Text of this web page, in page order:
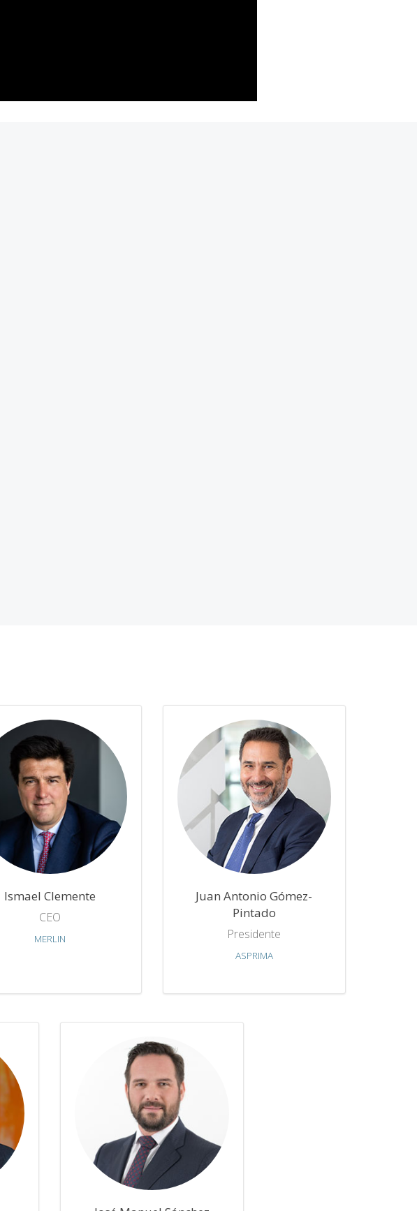
Ismael Clemente
CEO
MERLIN
Juan Antonio Gómez-
Pintado
Presidente
ASPRIMA